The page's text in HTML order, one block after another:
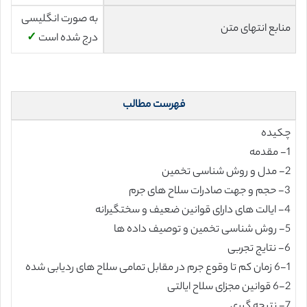
منابع انتهای متن
به صورت انگلیسی
درج شده است ✓
فهرست مطالب
چکیده
1- مقدمه
2- مدل و روش شناسی تخمین
3- حجم و جهت صادرات سلاح های جرم
4- ایالت های دارای قوانین ضعیف و سختگیرانه
5- روش شناسی تخمین و توصیف داده ها
6- نتایج تجربی
6-1 زمان کم تا وقوع جرم در مقابل تمامی سلاح های ردیابی شده
6-2 قوانین مجزای سلاح ایالتی